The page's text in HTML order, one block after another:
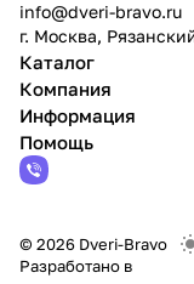
info@dveri-bravo.ru
г. Москва,
Каталог
Компания
Информация
Помощь
© 2026 Dveri-Bravo
Разработано в